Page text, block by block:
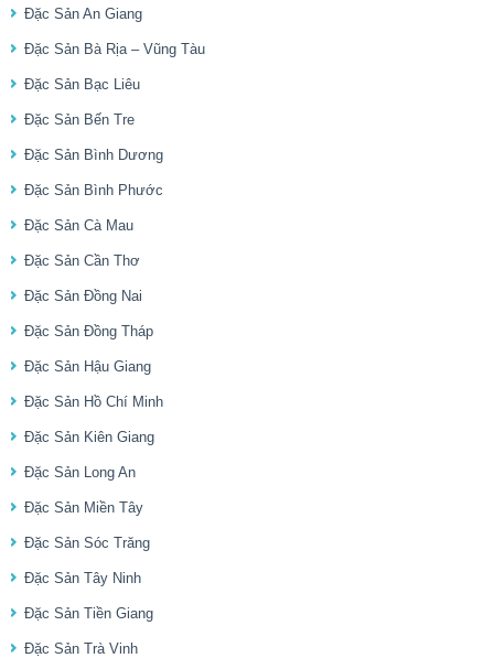
Đặc Sản An Giang
Đặc Sản Bà Rịa – Vũng Tàu
Đặc Sản Bạc Liêu
Đặc Sản Bến Tre
Đặc Sản Bình Dương
Đặc Sản Bình Phước
Đặc Sản Cà Mau
Đặc Sản Cần Thơ
Đặc Sản Đồng Nai
Đặc Sản Đồng Tháp
Đặc Sản Hậu Giang
Đặc Sản Hồ Chí Minh
Đặc Sản Kiên Giang
Đặc Sản Long An
Đặc Sản Miền Tây
Đặc Sản Sóc Trăng
Đặc Sản Tây Ninh
Đặc Sản Tiền Giang
Đặc Sản Trà Vinh